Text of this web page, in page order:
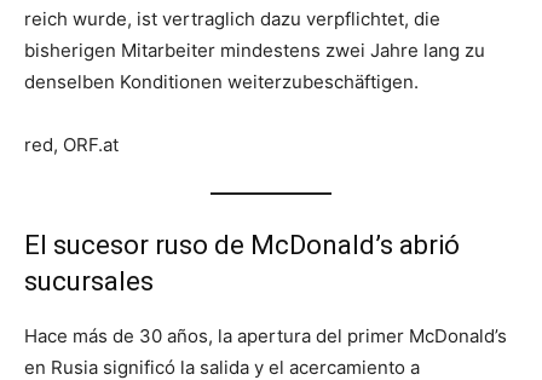
reich wurde, ist vertraglich dazu verpflichtet, die
bisherigen Mitarbeiter mindestens zwei Jahre lang zu
denselben Konditionen weiterzubeschäftigen.
red, ORF.at
El sucesor ruso de McDonald’s abrió
sucursales
Hace más de 30 años, la apertura del primer McDonald’s
en Rusia significó la salida y el acercamiento a